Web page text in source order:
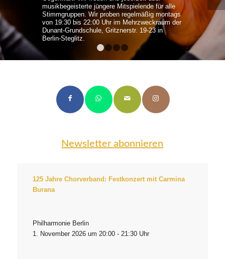
musikbegeisterte jüngere Mitspielende für alle
Stimmgruppen. Wir proben regelmäßig montags
von 19:30 bis 22:00 Uhr im Mehrzweckraum der
Dunant-Grundschule, Gritznerstr. 19-23 in
Berlin-Steglitz.
Newsletter abonnieren
125 Jahre Chorverband: Festkonzert mit Carmina
Burana
Philharmonie Berlin
1. November 2026 um 20:00 - 21:30 Uhr